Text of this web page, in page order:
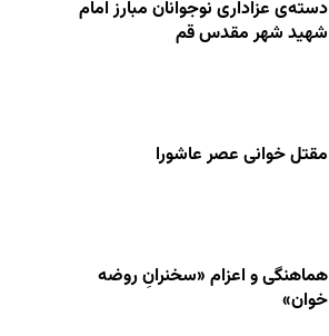
دسته‌ی عزاداری نوجوانان مبارز امام
شهید شهر مقدس قم
مقتل خوانی عصر عاشورا
هماهنگی و اعزام «سخنرانِ روضه
خوان»